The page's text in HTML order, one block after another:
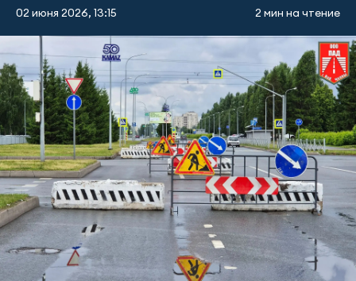
02 июня 2026, 13:15 2 мин на чтение